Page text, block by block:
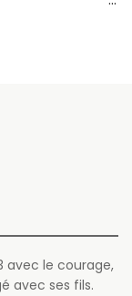
avec le courage,
avec ses fils.